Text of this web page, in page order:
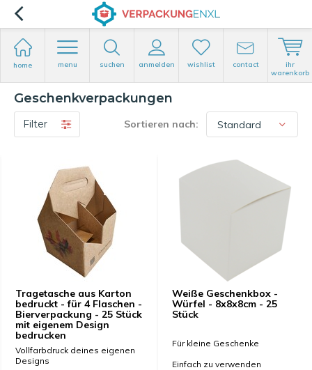
home menu suchen anmelden wishlist contact
ihr
warenkorb
Geschenkverpackungen
Filter Sortieren nach:
Tragetasche aus Karton
bedruckt - für 4 Flaschen -
Bierverpackung - 25 Stück
mit eigenem Design
bedrucken
Vollfarbdruck deines eigenen
Designs
Weiße Geschenkbox -
Würfel - 8x8x8cm - 25
Stück
Für kleine Geschenke
Einfach zu verwenden